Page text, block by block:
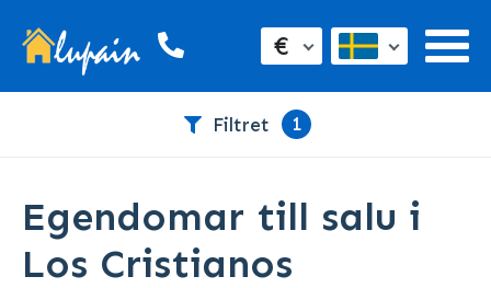
€
Filtret 1
Egendomar till salu i
Los Cristianos